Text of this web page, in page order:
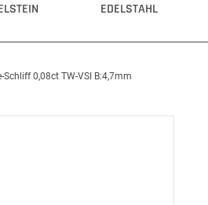
EDELSTAHL
0,08ct TW-VSI B:4,7mm